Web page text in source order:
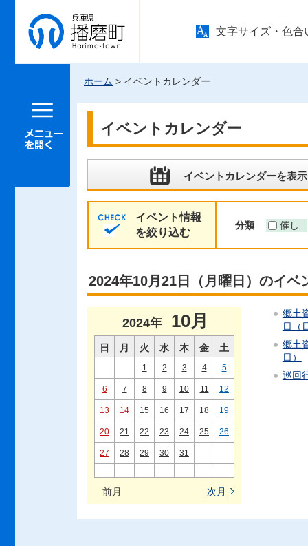
兵庫県 播
磨町
文字サイズ・色合
メニュー
ホーム > イベントカレンダー
イベントカレンダー
イベントカレンダーを表示
イベント情報
を絞り込む
分類 催し
2024年10月21日（月曜日）のイベ
2024年 10月
日 月 火 水 木 金 土
1 2 3 4 5
6 7 8 9 10 11 12
13 14 15 16 17 18 19
20 21 22 23 24 25 26
27 28 29 30 31
前月 次月
郷土
日（
郷土
日）
巡回